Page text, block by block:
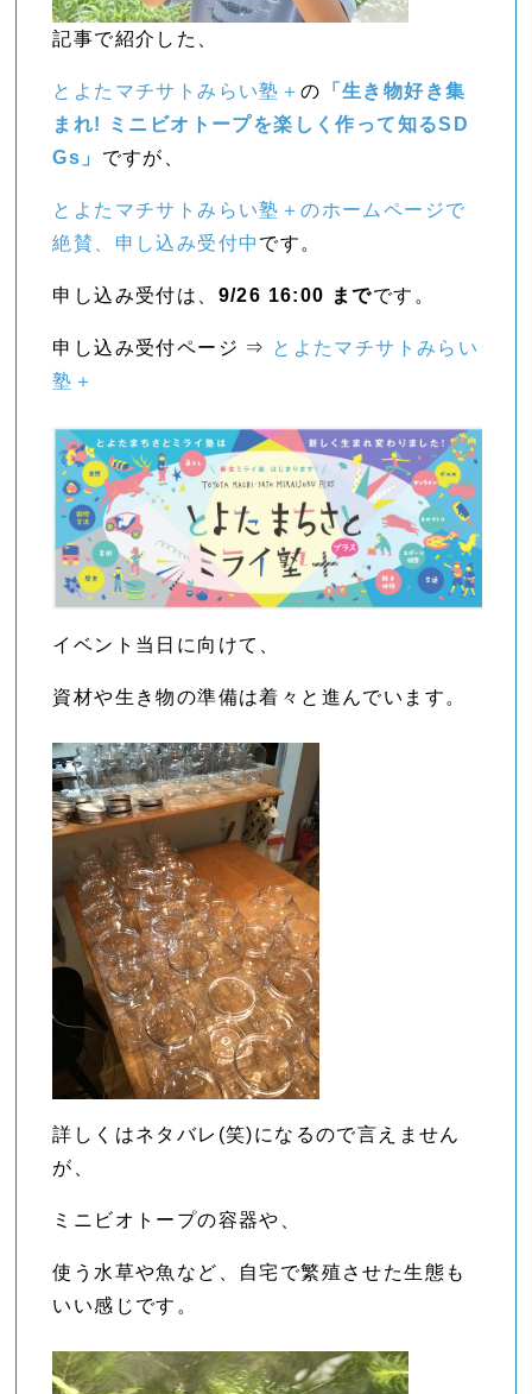
記事で紹介した、
とよたマチサトみらい塾＋の 「生き物好き集
まれ! ミニビオトープを楽しく作って知るSD
Gs」 ですが、
とよたマチサトみらい塾＋のホームページで
絶賛、申し込み受付中 です。
申し込み受付は、 9/26 16:00 までです。
申し込み受付ページ ⇒ とよたマチサトみらい
塾＋
イベント当日に向けて、
資材や生き物の準備は着々と進んでいます。
詳しくはネタバレ(笑)になるので言えません
が、
ミニビオトープの容器や、
使う水草や魚など、自宅で繁殖させた生態も
いい感じです。